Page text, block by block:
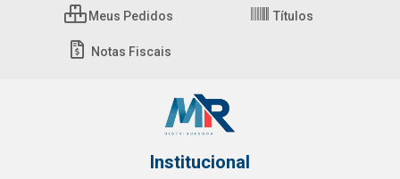
Meus Pedidos Títulos
Notas Fiscais
Institucional